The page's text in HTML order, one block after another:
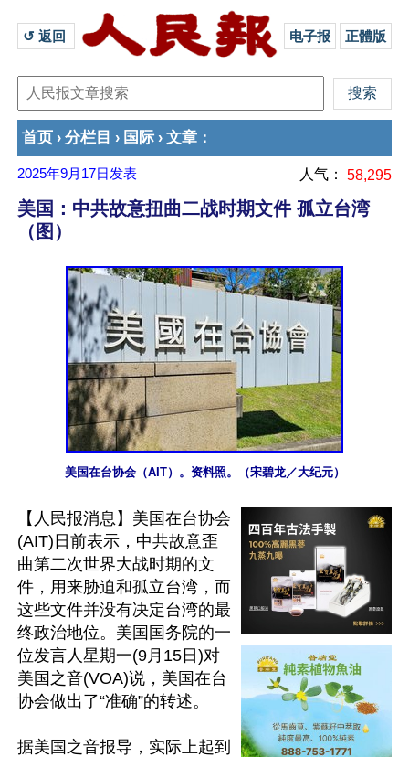
↺ 返回 电子报 正體版
首页 › 分栏目 › 国际 › 文章 ：
2025年9月17日 发表 人气： 58,295
美国：中共故意扭曲二战时期文件 孤立台湾
（图）
美国在台协会（AIT）。资料照。（宋碧龙／大纪元）
【人民报消息】美国在台协会
(AIT)日前表示，中共故意歪
曲第二次世界大战时期的文
件，用来胁迫和孤立台湾，而
这些文件并没有决定台湾的最
终政治地位。美国国务院的一
位发言人星期一(9月15日)对
美国之音(VOA)说，美国在台
协会做出了“准确”的转述。
据美国之音报导，实际上起到